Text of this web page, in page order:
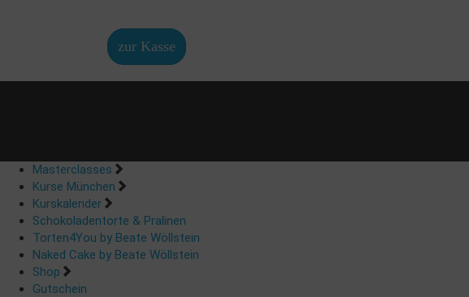
zur Kasse
Masterclasses
Kurse München
Kurskalender
Schokoladentorte & Pralinen
Torten4You by Beate Wöllstein
Naked Cake by Beate Wöllstein
Shop
Gutschein